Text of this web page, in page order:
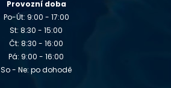
Provozní doba
Po-Út: 9:00 - 17:00
St: 8:30 - 15:00
Čt: 8:30 - 16:00
Pá: 9:00 - 16:00
So - Ne: po dohodě